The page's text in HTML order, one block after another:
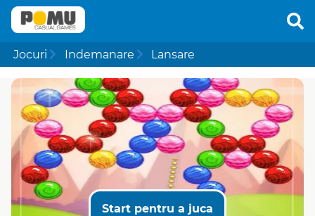
Jocuri Indemanare Lansare
Start pentru a juca